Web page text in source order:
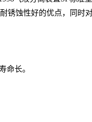
锈蚀性好的优点，同时
命长。